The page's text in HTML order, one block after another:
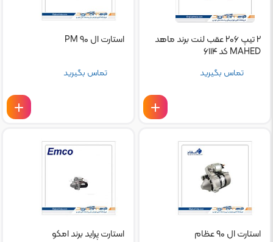
۲ تیپ ۲۰۶ عقب لنت برند ماهد
MAHED کد ۶۱۱۴
تماس بگیرید
استارت ال ۹۰ PM
تماس بگیرید
استارت ال ۹۰ عظام استارت پراید برند امکو